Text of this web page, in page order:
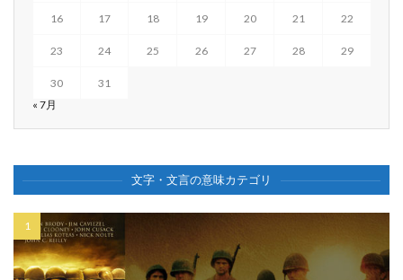
16 17 18 19 20 21 22
23 24 25 26 27 28 29
30
31
« 7月
文字・文言の意味カテゴリ